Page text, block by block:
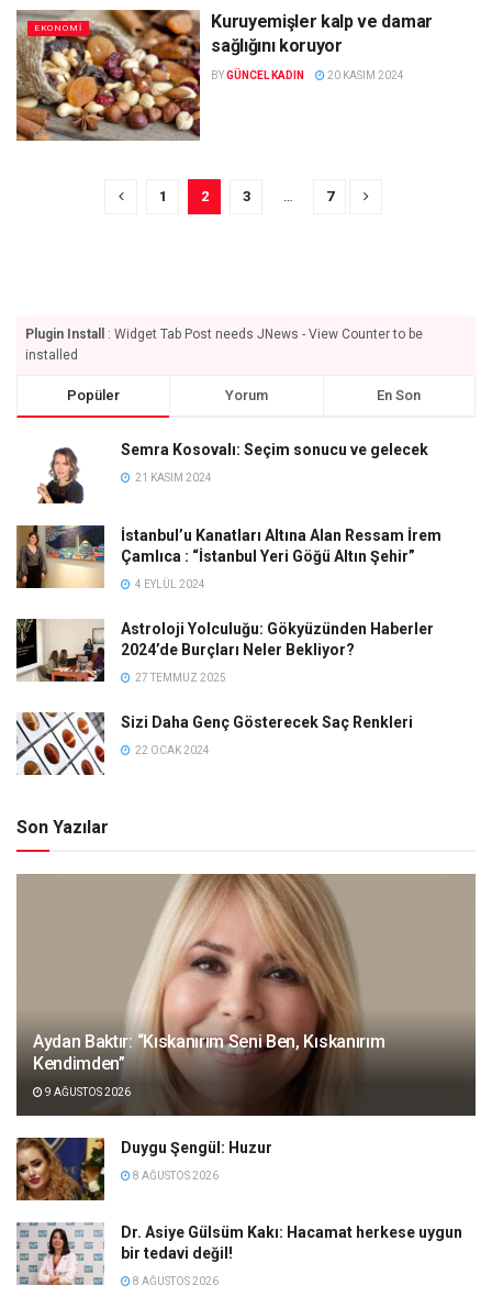
EKONOMI
Kuruyemişler kalp ve damar
sağlığını koruyor
BYGÜNCEL KADIN 20 KASIM 2024
1 2 3 … 7
Plugin Install
: Widget Tab Post needs JNews - View Counter to be
installed
Popüler Yorum En Son
Semra Kosovalı: Seçim sonucu ve gelecek
21 KASIM 2024
İstanbul’u Kanatları Altına Alan Ressam İrem
Çamlıca : “İstanbul Yeri Göğü Altın Şehir”
4 EYLÜL 2024
Astroloji Yolculuğu: Gökyüzünden Haberler
2024’de Burçları Neler Bekliyor?
27 TEMMUZ 2025
Sizi Daha Genç Gösterecek Saç Renkleri
22 OCAK 2024
Son Yazılar
Aydan Baktır: “Kıskanırım Seni Ben, Kıskanırım
Kendimden”
9 AĞUSTOS 2026
Duygu Şengül: Huzur
8 AĞUSTOS 2026
Dr. Asiye Gülsüm Kakı: Hacamat herkese uygun
bir tedavi değil!
8 AĞUSTOS 2026